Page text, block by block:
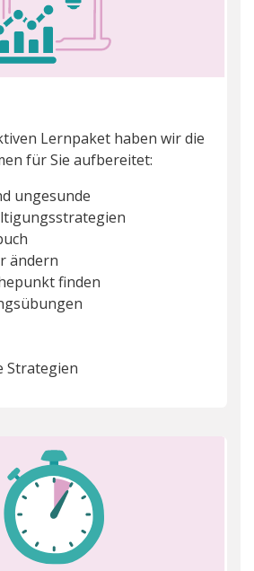
Lernpaket haben wir die
für Sie aufbereitet:
ungesunde
ändern
finden
Strategien